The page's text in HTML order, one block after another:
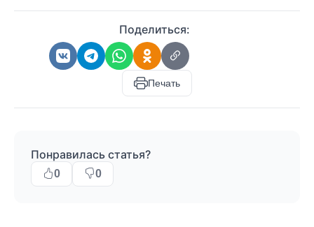
Поделиться:
Печать
Понравилась статья?
0 0